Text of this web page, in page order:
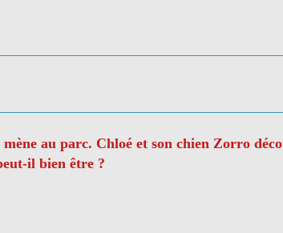
au parc. Chloé et son chien Zorro
il bien être ?